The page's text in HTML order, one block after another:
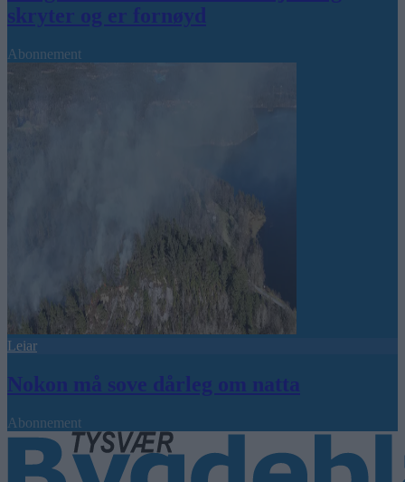
skryter og er fornøyd
Abonnement
Leiar
Nokon må sove dårleg om natta
Abonnement